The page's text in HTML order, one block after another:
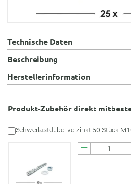
Technische Daten
Beschreibung
Herstellerinformation
Produkt-Zubehör direkt
Schwerlastdübel verzinkt 50 Stück